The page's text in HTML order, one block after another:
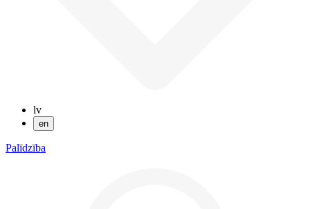
lv
en
Palīdzība